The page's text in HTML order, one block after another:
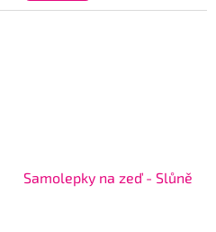
Samolepky na zeď - Slůně